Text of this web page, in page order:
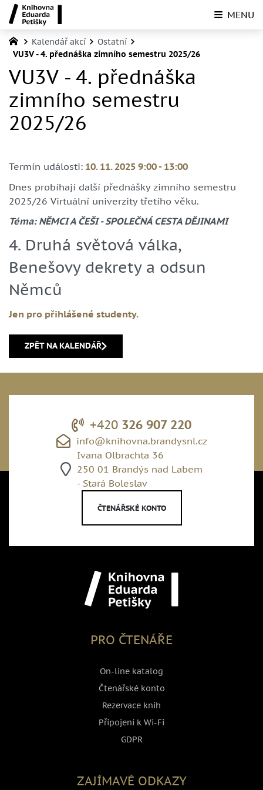
Kalendář akcí
Ostatní
VU3V - 4. přednáška zimního semestru 2025/26
VU3V - 4. přednáška
zimního semestru
2025/26
Termín události: 10. 11. 2025 9:00 - 13:00
Dnes probíhají další přednášky zimního semestru
2025/26 Virtuální univerzity třetího věku.
Téma: NĚMCI A ČEŠI - SPOLEČNÁ CESTA DĚJINAMI
4. Druhá světová válka,
Benešovy dekrety a odsun
Němců
Jen pro přihlášené studenty.
ZPĚT NA KALENDÁŘ
+420 326 907 220
info@knihovna.brandysnl.cz
Ivana Olbrachta 36
250 01 Brandýs nad Labem
- Stará Boleslav
ČTENÁŘSKÉ KONTO
PRO ČTENÁŘE
On-line katalog
Čtenářské konto
Rezervace knih
Připojení k Wi-Fi
GDPR
ZAJÍMAVÉ ODKAZY
MENU